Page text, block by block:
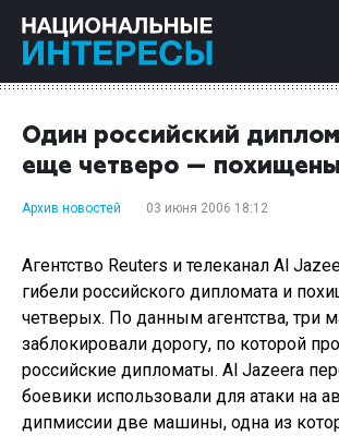
Один российский
еще четверо —
Архив новостей 03 июня 2006 18:12
Агентство Reuters и телеканал Al
гибели российского дипломата и
четверых. По данным агентства, три
заблокировали дорогу, по которой
российские дипломаты. Al Jazeera
боевики использовали для атаки на
дипмиссии две машины, одна из